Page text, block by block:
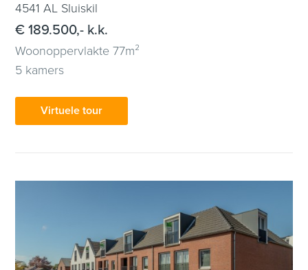
4541 AL Sluiskil
€ 189.500,- k.k.
Woonoppervlakte 77m²
5 kamers
Virtuele tour